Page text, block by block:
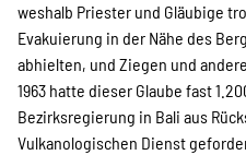
weshalb Priester und Gläubige
Evakuierung in der Nähe des
abhielten, und Ziegen und
1963 hatte dieser Glaube fast
Bezirksregierung in Bali aus
Vulkanologischen Dienst